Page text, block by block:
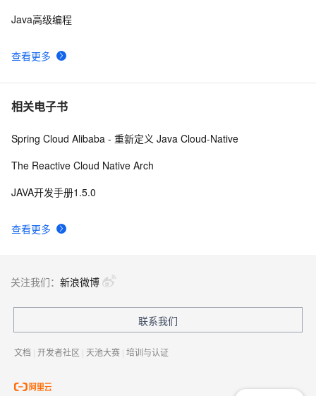
查看更多
Java高级编程
相关电子书
查看更多
Spring Cloud Alibaba - 重新定义 Java Cloud-Native
The Reactive Cloud Native Arch
JAVA开发手册1.5.0
关注我们： 新浪微博
联系我们
文档 | 开发者社区 | 天池大赛 | 培训与认证